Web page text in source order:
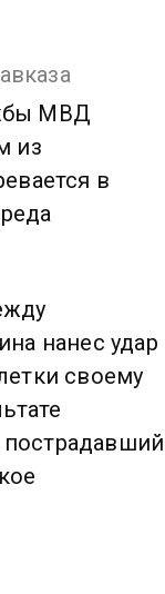
МВД
из
в
нанес удар
своему